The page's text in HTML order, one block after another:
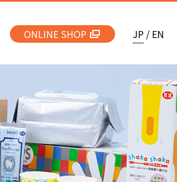
ONLINE SHOP JP / EN